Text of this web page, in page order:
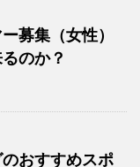
募集（女性）
のか？
のおすすめスポ